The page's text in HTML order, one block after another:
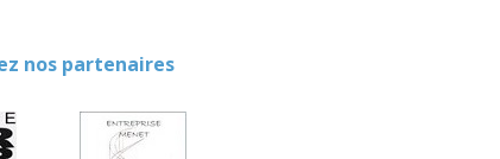
partenaires